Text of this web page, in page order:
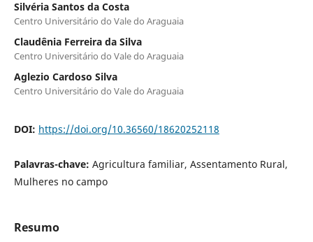
Silvéria Santos da Costa
Centro Universitário do Vale do Araguaia
Claudênia Ferreira da Silva
Centro Universitário do Vale do Araguaia
Aglezio Cardoso Silva
Centro Universitário do Vale do Araguaia
DOI: https://doi.org/10.36560/18620252118
Palavras-chave: Agricultura familiar, Assentamento Rural,
Mulheres no campo
Resumo